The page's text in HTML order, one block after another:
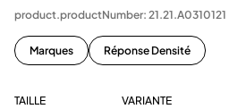
product.productNumber: 21.21.A0310121
Marques Réponse Densité
TAILLE VARIANTE